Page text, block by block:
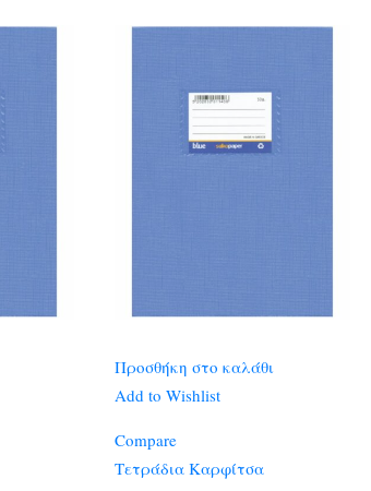
Προσθήκη στο καλάθι
Add to Wishlist
Compare
Τετράδια Καρφίτσα